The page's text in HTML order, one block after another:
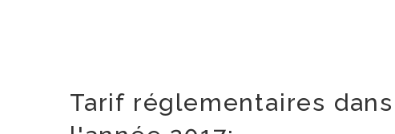
Tarif réglementaires